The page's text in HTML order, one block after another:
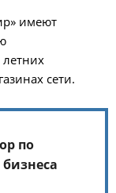
имеют
сети.
по